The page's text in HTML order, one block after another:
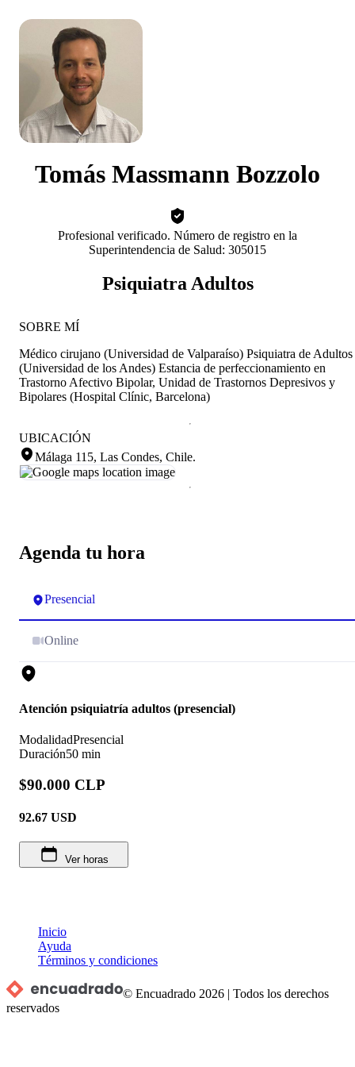
Tomás Massmann Bozzolo
Profesional verificado. Número de registro en la
Superintendencia de Salud: 305015
Psiquiatra Adultos
Agenda tu hora
Presencial
Online
Atención psiquiatría adultos (presencial)
ModalidadPresencial
Duración50 min
$90.000 CLP
92.67 USD
Ver horas
SOBRE MÍ
Médico cirujano (Universidad de Valparaíso) Psiquiatra de Adultos
(Universidad de los Andes) Estancia de perfeccionamiento en
Trastorno Afectivo Bipolar, Unidad de Trastornos Depresivos y
Bipolares (Hospital Clínic, Barcelona)
UBICACIÓN
Málaga 115, Las Condes, Chile.
Inicio
Ayuda
Términos y condiciones
© Encuadrado 2026 |Todos los derechos
reservados